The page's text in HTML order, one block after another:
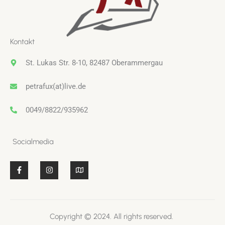
Kontakt
St. Lukas Str. 8-10, 82487 Oberammergau
petrafux(at)live.de
0049/8822/935962
Socialmedia
F
a
c
e
I
n
s
t
a
m
M
a
p
Copyright © 2024. All rights reserved.